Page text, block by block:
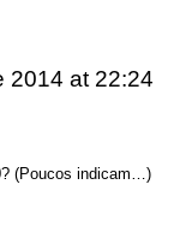
2014 at 22:24
(Poucos indicam…)